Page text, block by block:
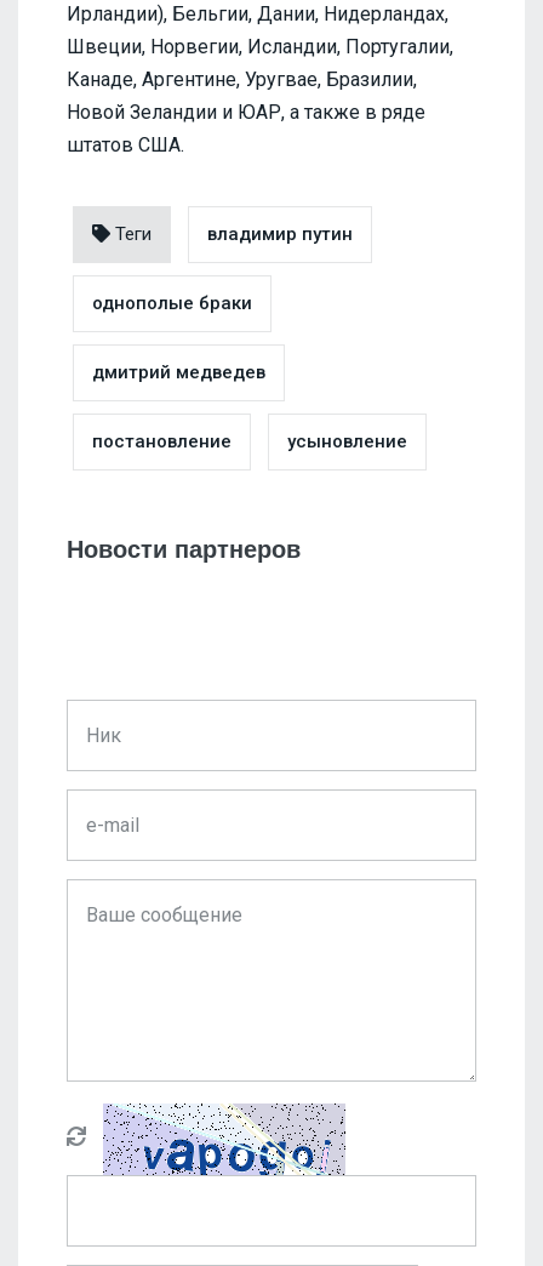
Ирландии), Бельгии, Дании, Нидерландах,
Швеции, Норвегии, Исландии, Португалии,
Канаде, Аргентине, Уругвае, Бразилии,
Новой Зеландии и ЮАР, а также в ряде
штатов США.
Теги владимир путин
однополые браки
дмитрий медведев
постановление усыновление
Новости партнеров